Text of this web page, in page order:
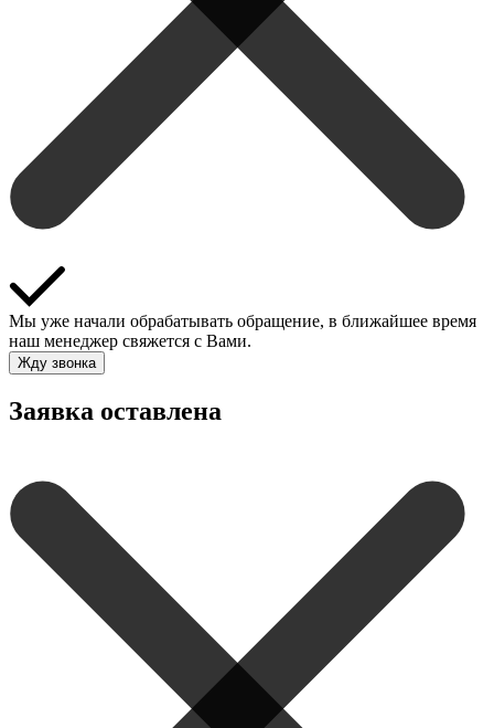
Мы уже начали обрабатывать обращение, в ближайшее время
наш менеджер свяжется с Вами.
Жду звонка
Заявка оставлена